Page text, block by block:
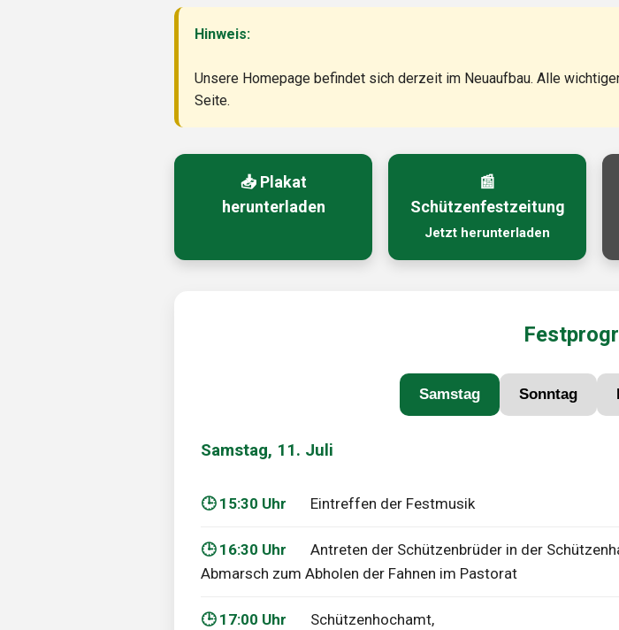
Hinweis:
Unsere Homepage befindet sich derzeit im Neuaufbau. Alle
Seite.
📥 Plakat
herunterladen
📰
Schützenfestzeitung
Jetzt herunterladen
Samstag Sonntag
Samstag, 11. Juli
🕒 15:30 Uhr Eintreffen der Festmusik
🕒 16:30 Uhr
Antreten der Schützenbrüder in der
Abmarsch zum Abholen der Fahnen im Pastorat
🕒 17:00 Uhr
Schützenhochamt,